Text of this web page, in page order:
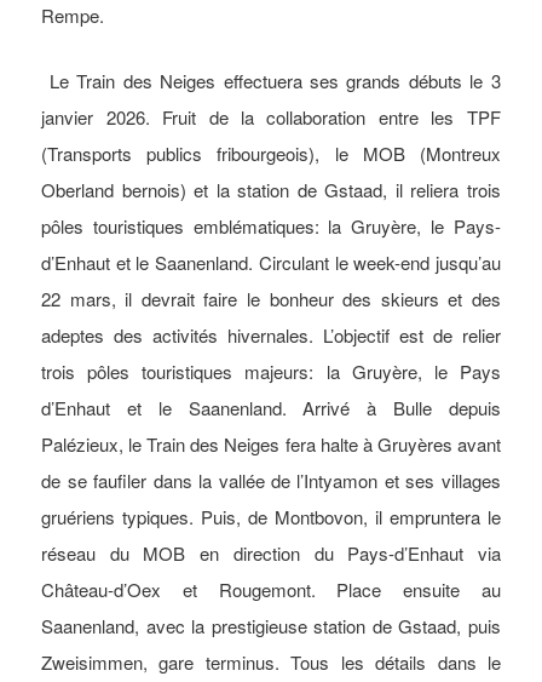
Rempe.
Le Train des Neiges effectuera ses grands débuts le 3
janvier 2026. Fruit de la collaboration entre les TPF
(Transports publics fribourgeois), le MOB (Montreux
Oberland bernois) et la station de Gstaad, il reliera trois
pôles touristiques emblématiques: la Gruyère, le Pays-
d’Enhaut et le Saanenland. Circulant le week-end jusqu’au
22 mars, il devrait faire le bonheur des skieurs et des
adeptes des activités hivernales. L’objectif est de relier
trois pôles touristiques majeurs: la Gruyère, le Pays
d’Enhaut et le Saanenland. Arrivé à Bulle depuis
Palézieux, le Train des Neiges fera halte à Gruyères avant
de se faufiler dans la vallée de l’Intyamon et ses villages
gruériens typiques. Puis, de Montbovon, il empruntera le
réseau du MOB en direction du Pays-d’Enhaut via
Château-d’Oex et Rougemont. Place ensuite au
Saanenland, avec la prestigieuse station de Gstaad, puis
Zweisimmen, gare terminus. Tous les détails dans le